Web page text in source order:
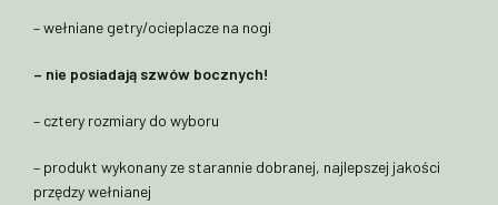
– wełniane getry/ocieplacze na nogi
– nie posiadają szwów bocznych!
– cztery rozmiary do wyboru
– produkt wykonany ze starannie dobranej, najlepszej jakości
przędzy wełnianej